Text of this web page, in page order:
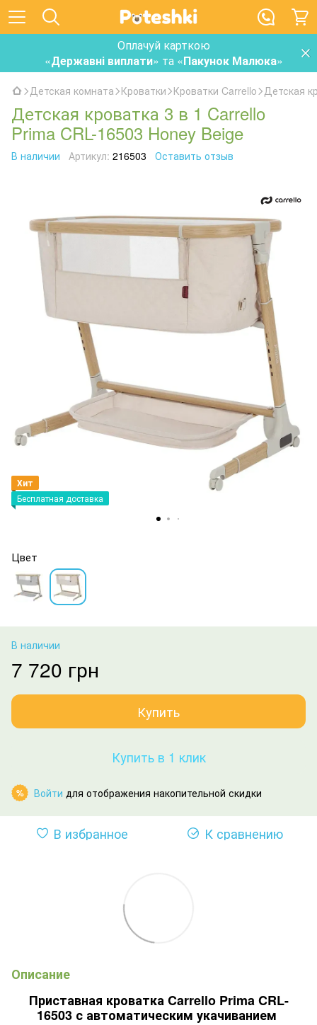
Оплачуй карткою
«Державні виплати» та «Пакунок Малюка»
Детская комната Кроватки Кроватки Carrello Детская
Детская кроватка 3 в 1 Carrello
Prima CRL-16503 Honey Beige
В наличии Артикул: 216503 Оставить отзыв
Хит
Бесплатная доставка
Цвет
В наличии
7 720 грн
Купить
Купить в 1 клик
% Войти для отображения накопительной скидки
В избранное К сравнению
Описание
Приставная кроватка Carrello Prima CRL-
16503 с автоматическим укачиванием